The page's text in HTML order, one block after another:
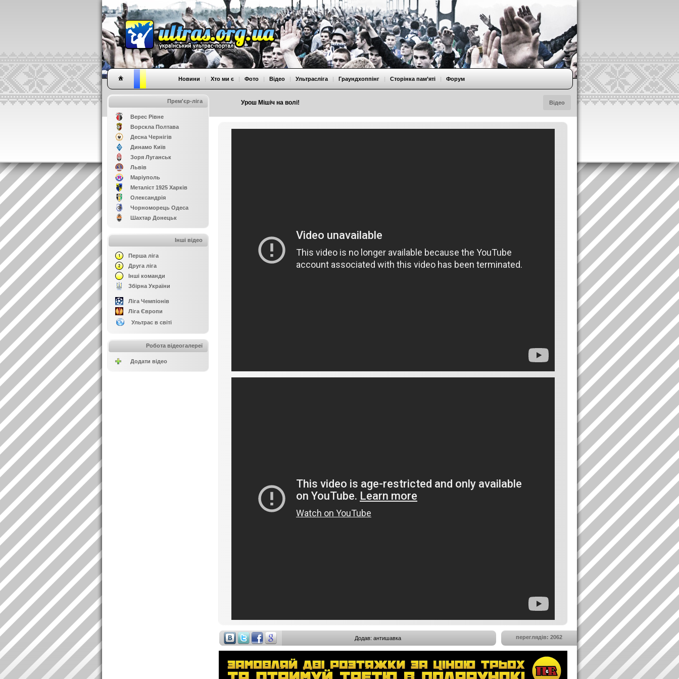
Урош Мішіч на волі! Відео
Новини | Хто ми є | Фото | Відео | Ультрасліга | Граундхоппінг | Сторінка пам’яті | Форум
Прем'єр-ліга
Верес Рівне
Ворскла Полтава
Десна Чернігів
Динамо Київ
Зоря Луганськ
Львів
Маріуполь
Металіст 1925 Харків
Олександрія
Чорноморець Одеса
Шахтар Донецьк
Інші відео
Перша ліга
Друга ліга
Інші команди
Збірна України
Ліга Чемпіонів
Ліга Європи
Ультрас в світі
Робота відеогалереї
Додати відео
Додав: антишавка переглядів: 2062